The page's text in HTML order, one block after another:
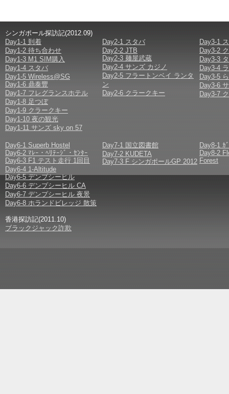
シンガポール探訪記(2012.09)
Day1-1 到着
Day1-2 待ち合わせ
Day1-3 M1 SIM購入
Day1-4 スタバ
Day1-5 Wireless@SG
Day1-6 鼎泰豐
Day1-7 フレグランスホテル
Day1-8 足つぼ
Day1-9 クラークキー
Day1-10 夜の観光
Day1-11 サンズ sky on 57
Day2-1 スタバ
Day2-2 JTB
Day2-3 麺屋武蔵
Day2-4 サンズ カジノ
Day2-5 フラートンベイ ランタ
ン
Day2-6 クラークキー
Day3-1
Day3-2
Day3-3
Day3-4
Day3-5
Day3-6
Day3-7
Day6-1 Superb Hostel
Day6-2 ﾏﾚｰ・ﾍﾘﾃｰｼﾞ・ｾﾝﾀｰ
Day6-3 F1 テスト走行 1回目
Day6-4 1-Altitude
Day6-5 デンプシーヒル
Day6-6 デンプシーヒル CA
Day6-7 デンプシーヒル 夜景
Day6-8 ホランドビレッジ 散策
Day7-1 国立図書館
Day7-2 KUDETA
Day7-3 F シンガポールGP 2012
Day8-1 ｶ
Day8-2
Forest
香港探訪記(2011.10)
ブラックジャック詐欺